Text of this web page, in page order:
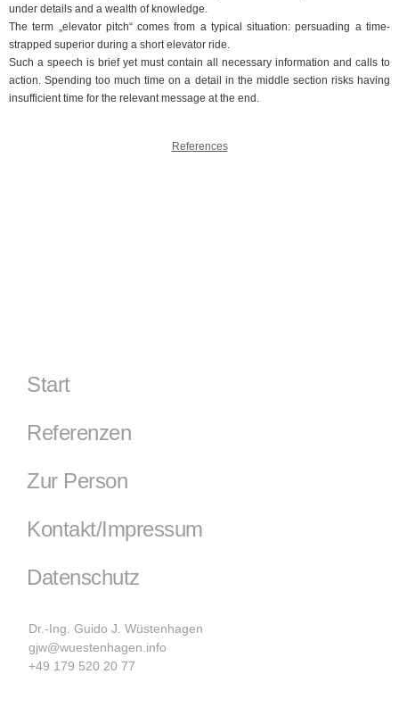
under details and a wealth of knowledge.
The term „elevator pitch“ comes from a typical situation: persuading a time-
strapped superior during a short elevator ride.
Such a speech is brief yet must contain all necessary information and calls to
action. Spending too much time on a detail in the middle section risks having
insufficient time for the relevant message at the end.
References
Start
Referenzen
Zur Person
Kontakt/Impressum
Datenschutz
Dr.-Ing. Guido J. Wüstenhagen
gjw@wuestenhagen.info
+49 179 520 20 77